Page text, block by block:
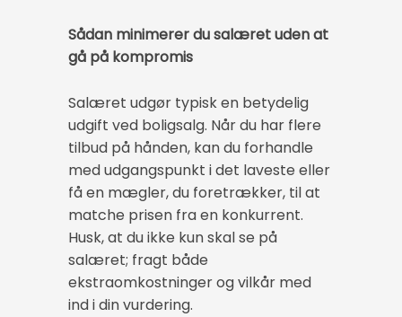
Sådan minimerer du salæret uden at
gå på kompromis
Salæret udgør typisk en betydelig
udgift ved boligsalg. Når du har flere
tilbud på hånden, kan du forhandle
med udgangspunkt i det laveste eller
få en mægler, du foretrækker, til at
matche prisen fra en konkurrent.
Husk, at du ikke kun skal se på
salæret; fragt både
ekstraomkostninger og vilkår med
ind i din vurdering.